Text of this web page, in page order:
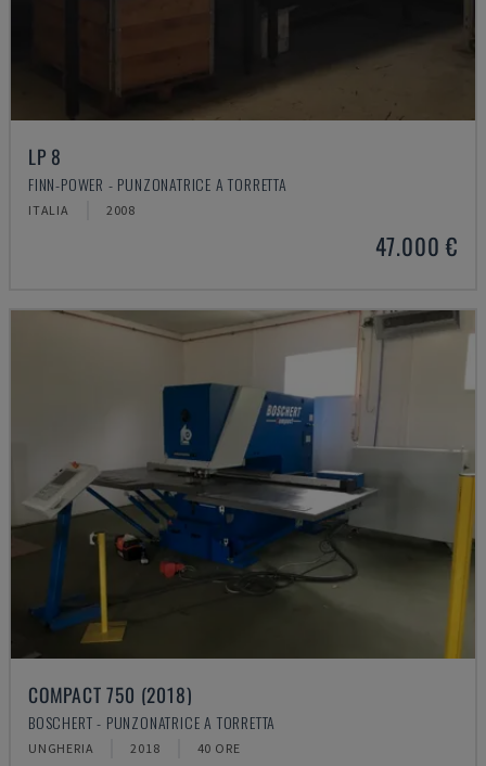
LP 8
FINN-POWER - PUNZONATRICE A TORRETTA
ITALIA 2008
47.000 €
COMPACT 750 (2018)
BOSCHERT - PUNZONATRICE A TORRETTA
UNGHERIA 2018 40 ORE